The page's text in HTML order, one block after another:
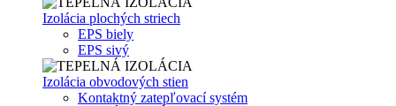
Izolácia plochých striech
EPS biely
EPS sivý
Izolácia obvodových stien
Kontaktný zatepľovací systém